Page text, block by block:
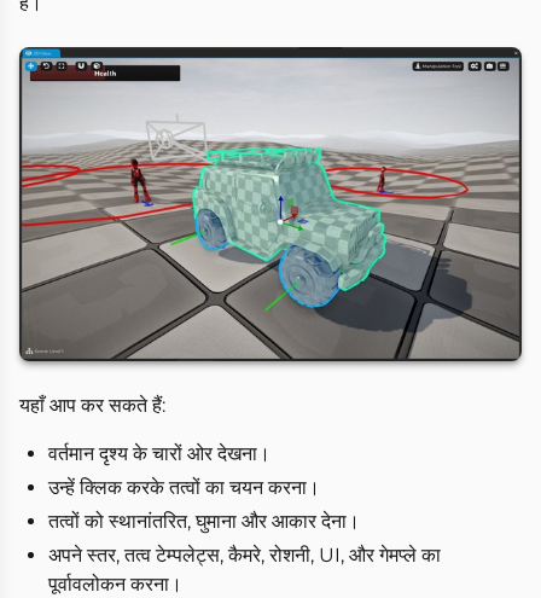
यहाँ आप कर सकते हैं:
वर्तमान दृश्य के चारों ओर देखना।
उन्हें क्लिक करके तत्वों का चयन करना।
तत्वों को स्थानांतरित, घुमाना और आकार देना।
अपने स्तर, तत्व टेम्पलेट्स, कैमरे, रोशनी, UI, और गेमप्ले का
पूर्वावलोकन करना।